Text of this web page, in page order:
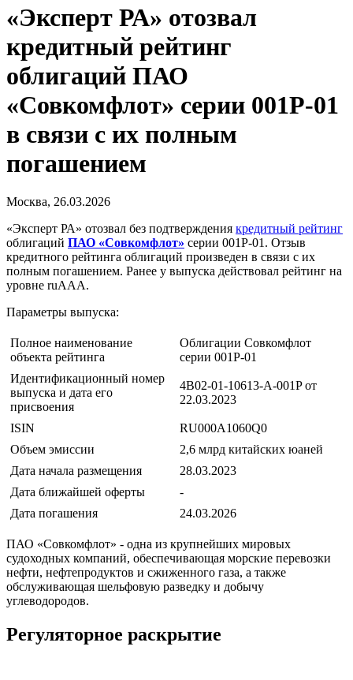
«Эксперт РА» отозвал
кредитный рейтинг
облигаций ПАО
«Совкомфлот» серии 001Р-01
в связи с их полным
погашением
Москва, 26.03.2026
«Эксперт РА» отозвал без подтверждения кредитный рейтинг
облигаций ПАО «Совкомфлот» серии 001Р-01. Отзыв
кредитного рейтинга облигаций произведен в связи с их
полным погашением. Ранее у выпуска действовал рейтинг на
уровне ruAАА.
Параметры выпуска:
Полное наименование
объекта рейтинга
Облигации Совкомфлот
серии 001Р-01
Идентификационный номер
выпуска и дата его
присвоения
4B02-01-10613-A-001P от
22.03.2023
ISIN
RU000A1060Q0
Объем эмиссии
2,6 млрд китайских юаней
Дата начала размещения
28.03.2023
Дата ближайшей оферты
-
Дата погашения
24.03.2026
ПАО «Совкомфлот» - одна из крупнейших мировых
судоходных компаний, обеспечивающая морские перевозки
нефти, нефтепродуктов и сжиженного газа, а также
обслуживающая шельфовую разведку и добычу
углеводородов.
Регуляторное раскрытие